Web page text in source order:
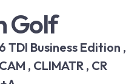
Golf
TDI Business Edition ,
, CLIMATR , CR